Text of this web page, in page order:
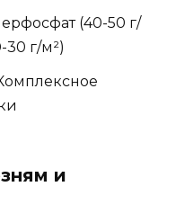
(40-50 г/
30 г/м²)
и